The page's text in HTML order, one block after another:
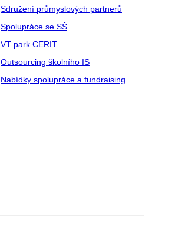
Sdružení průmyslových partnerů
Spolupráce se SŠ
VT park CERIT
Outsourcing školního IS
Nabídky spolupráce a fundraising